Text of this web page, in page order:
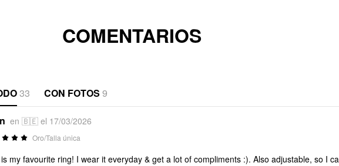
COMENTARIOS
33 CON FOTOS 9
en 🇧🇪 el 17/03/2026
Oro/Talla única
my favourite ring! I wear it everyday & get a lot of compliments :). Also adjustable, so I